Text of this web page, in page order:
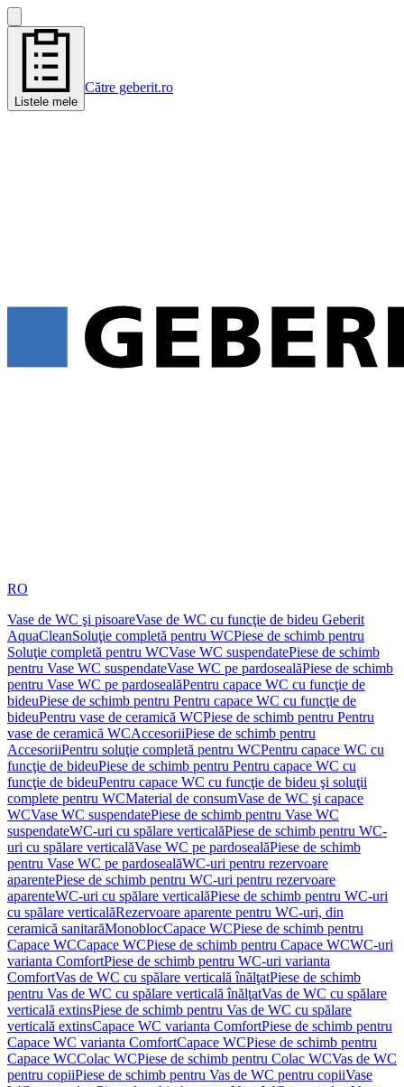
Listele mele
Către geberit.ro
RO
Vase de WC şi pisoareVase de WC cu funcţie de bideu Geberit
AquaCleanSoluţie completă pentru WCPiese de schimb pentru
Soluţie completă pentru WCVase WC suspendatePiese de schimb
pentru Vase WC suspendateVase WC pe pardosealăPiese de schimb
pentru Vase WC pe pardosealăPentru capace WC cu funcţie de
bideuPiese de schimb pentru Pentru capace WC cu funcţie de
bideuPentru vase de ceramică WCPiese de schimb pentru Pentru
vase de ceramică WCAccesoriiPiese de schimb pentru
AccesoriiPentru soluţie completă pentru WCPentru capace WC cu
funcţie de bideuPiese de schimb pentru Pentru capace WC cu
funcţie de bideuPentru capace WC cu funcţie de bideu şi soluţii
complete pentru WCMaterial de consumVase de WC şi capace
WCVase WC suspendatePiese de schimb pentru Vase WC
suspendateWC-uri cu spălare verticalăPiese de schimb pentru WC-
uri cu spălare verticalăVase WC pe pardosealăPiese de schimb
pentru Vase WC pe pardosealăWC-uri pentru rezervoare
aparentePiese de schimb pentru WC-uri pentru rezervoare
aparenteWC-uri cu spălare verticalăPiese de schimb pentru WC-uri
cu spălare verticalăRezervoare aparente pentru WC-uri, din
ceramică sanitarăMonoblocCapace WCPiese de schimb pentru
Capace WCCapace WCPiese de schimb pentru Capace WCWC-uri
varianta ComfortPiese de schimb pentru WC-uri varianta
ComfortVas de WC cu spălare verticală înălţatPiese de schimb
pentru Vas de WC cu spălare verticală înălţatVas de WC cu spălare
verticală extinsPiese de schimb pentru Vas de WC cu spălare
verticală extinsCapace WC varianta ComfortPiese de schimb pentru
Capace WC varianta ComfortCapace WCPiese de schimb pentru
Capace WCColac WCPiese de schimb pentru Colac WCVas de WC
pentru copiiPiese de schimb pentru Vas de WC pentru copiiVase